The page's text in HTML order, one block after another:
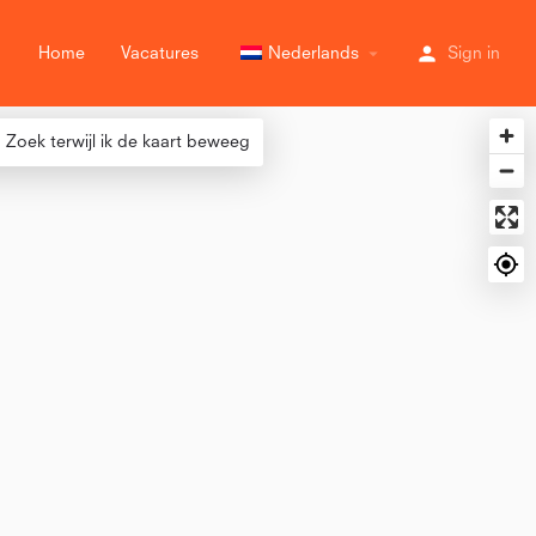
Home Vacatures Nederlands Sign in
Zoek terwijl ik de kaart beweeg